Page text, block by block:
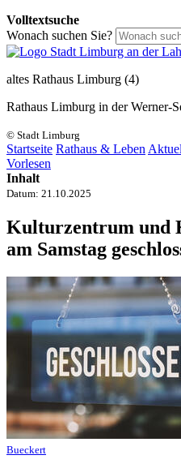
Volltextsuche
Wonach suchen Sie?
altes Rathaus Limburg (4)
Rathaus Limburg in der Werner-
© Stadt Limburg
Startseite Rathaus & Leben
Vorlesen
Inhalt
Datum: 21.10.2025
Kulturzentrum und
am Samstag
Bueckert